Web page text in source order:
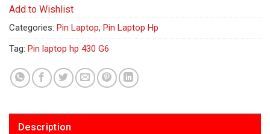
Add to Wishlist
Categories: Pin Laptop, Pin Laptop Hp
Tag: Pin laptop hp 430 G6
Description